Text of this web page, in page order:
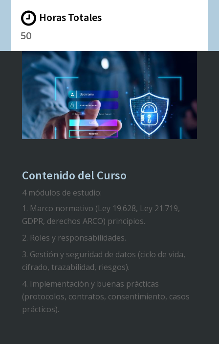
 Horas Totales
50
Contenido del Curso
4 módulos de estudio:
Marco normativo (Ley 19.628, Ley 21.719,
GDPR, derechos ARCO) principios.
Roles y responsabilidades.
Gestión y seguridad de datos (ciclo de vida,
cifrado, trazabilidad, riesgos).
Implementación y buenas prácticas
(protocolos, contratos, consentimiento, casos
prácticos).